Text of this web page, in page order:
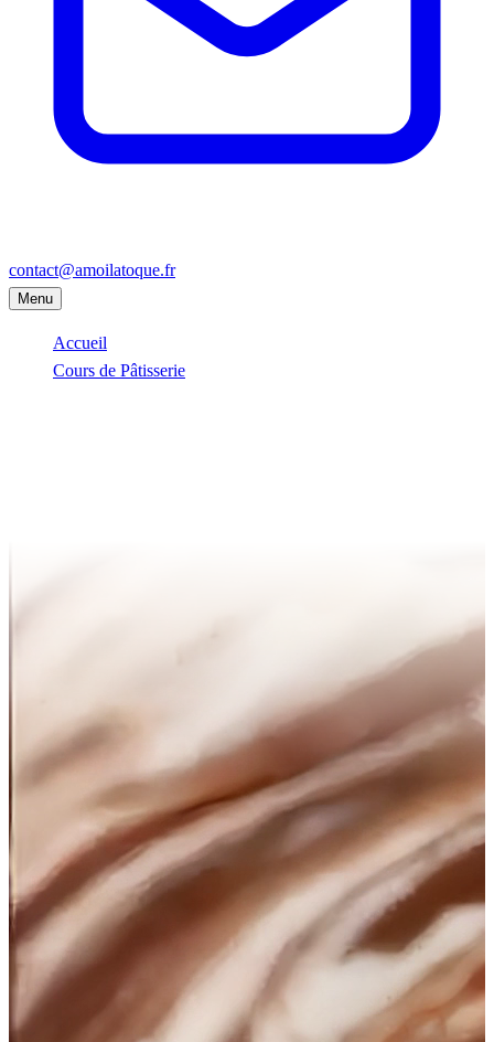
contact@amoilatoque.fr
Menu
Accueil
Cours de Pâtisserie